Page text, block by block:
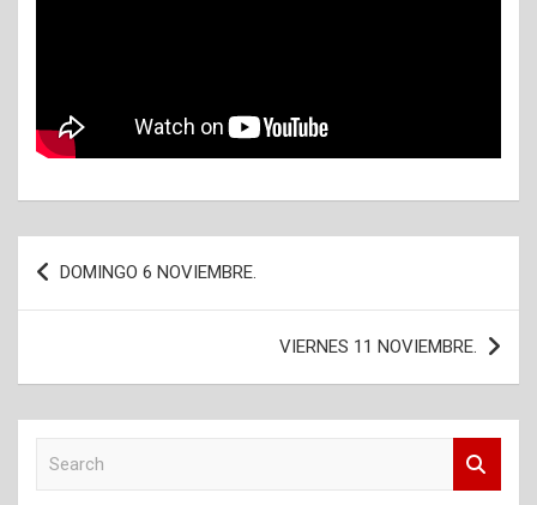
Navegación
de
DOMINGO 6 NOVIEMBRE.
VIERNES 11 NOVIEMBRE.